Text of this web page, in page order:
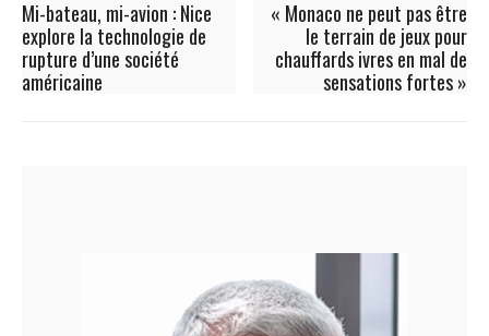
Mi-bateau, mi-avion : Nice
explore la technologie de
rupture d’une société
américaine
« Monaco ne peut pas être
le terrain de jeux pour
chauffards ivres en mal de
sensations fortes »